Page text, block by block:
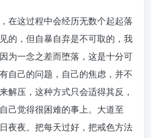
在这过程中会经历无数个起起落
的，但自暴自弃是不可取的，我
为一念之差而堕落，这是十分可
自己的问题，自己的焦虑，并不
解压，这种方式只会适得其反，
己觉得很困难的事上。大道至
夜夜。把每天过好，把戒色方法